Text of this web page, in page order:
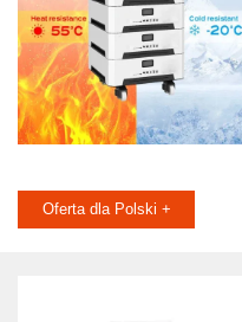
Oferta dla Polski +